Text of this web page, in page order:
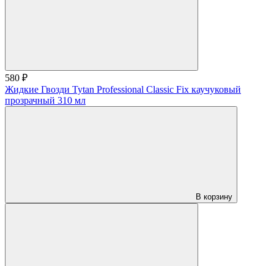
580 ₽
Жидкие Гвозди Tytan Professional Classic Fix каучуковый
прозрачный 310 мл
В корзину